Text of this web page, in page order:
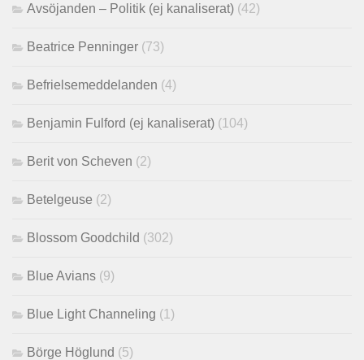
Avsöjanden – Politik (ej kanaliserat) (42)
Beatrice Penninger (73)
Befrielsemeddelanden (4)
Benjamin Fulford (ej kanaliserat) (104)
Berit von Scheven (2)
Betelgeuse (2)
Blossom Goodchild (302)
Blue Avians (9)
Blue Light Channeling (1)
Börge Höglund (5)